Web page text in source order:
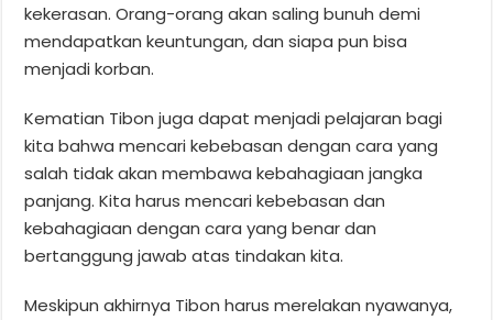
kekerasan. Orang-orang akan saling bunuh demi
mendapatkan keuntungan, dan siapa pun bisa
menjadi korban.
Kematian Tibon juga dapat menjadi pelajaran bagi
kita bahwa mencari kebebasan dengan cara yang
salah tidak akan membawa kebahagiaan jangka
panjang. Kita harus mencari kebebasan dan
kebahagiaan dengan cara yang benar dan
bertanggung jawab atas tindakan kita.
Meskipun akhirnya Tibon harus merelakan nyawanya,